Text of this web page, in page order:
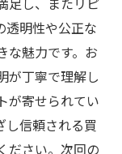
透明性や公正な
な魅力です。お
が丁寧で理解し
が寄せられてい
し信頼される買
ださい。次回の